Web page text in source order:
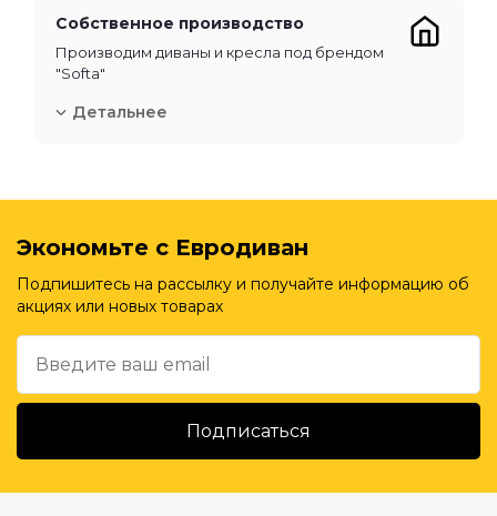
Собственное производство
Производим диваны и кресла под брендом
"Softa"
Детальнее
Экономьте с Евродиван
Подпишитесь на рассылку и получайте информацию об
акциях или новых товарах